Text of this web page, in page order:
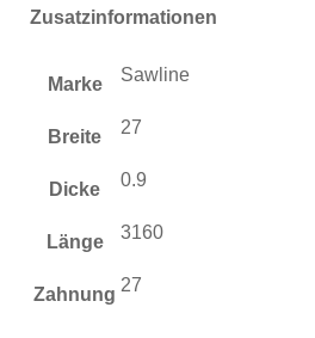
Zusatzinformationen
Marke Sawline
Breite 27
Dicke 0.9
Länge 3160
Zahnung 27